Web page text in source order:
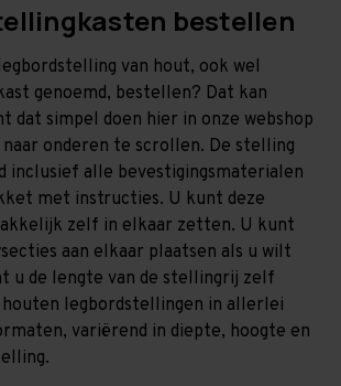
bestellen
van hout, ook wel
genoemd, bestellen? Dat kan
dat simpel doen hier in onze webshop
onderen te scrollen. De stelling
inclusief alle bevestigingsmaterialen
met instructies. U kunt deze
zelf in elkaar zetten. U kunt
aan elkaar plaatsen als u wilt
u de lengte van de stellingrij zelf
houten legbordstellingen in allerlei
variërend in diepte, hoogte en